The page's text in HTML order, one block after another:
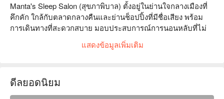
Manta's Sleep Salon (สุขภาพิบาล) ตั้งอยู่ในย่านใจกลางเมืองที่
คึกคัก ใกล้กับตลาดกลางคืนและย่านช็อปปิ้งที่มีชื่อเสียง พร้อม
การเดินทางที่สะดวกสบาย มอบประสบการณ์การนอนหลับที่ไม่
เหมือนใคร โดยมุ่งเน้นที่สภาพแวดล้อมที่สะดวกสบายและการ
บริการที่เป็นมืออาชีพ ทำให้ลูกค้าทุกคนสามารถเพลิดเพลินกับ
สบาย ทำให้เหมาะอย่างยิ่งสำหรับพนักงานออฟฟิศที่ยุ่งเหยิง นัก
เดินทาง และผู้ที่ต้องการการผ่อนคลาย ไม่ว่าจะเป็นการพักสั้น ๆ
แสดงข้อมูลเพิ่มเติม
ดีลยอดนิยม